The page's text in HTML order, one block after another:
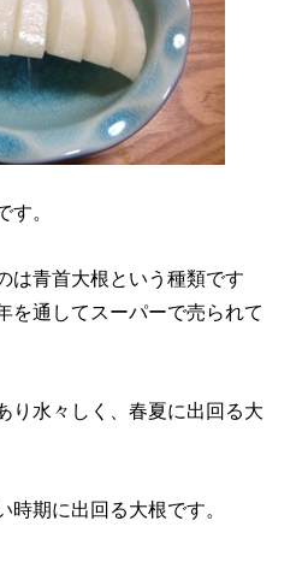
す。
は青首大根という種類です
を通してスーパーで売られて
り水々しく、春夏に出回る大
期に出回る大根です。